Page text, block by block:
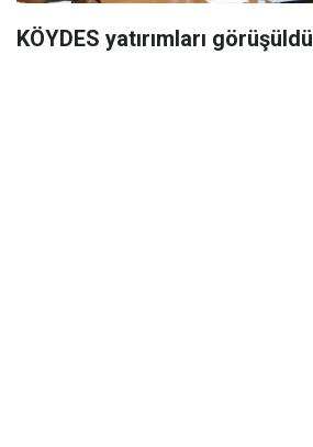
KÖYDES yatırımları görüşüldü